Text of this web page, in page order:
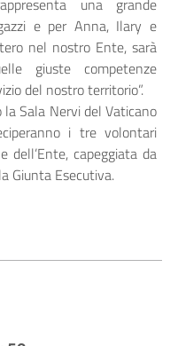
e per Anna, Ilary e
nel nostro Ente, sarà
giuste competenze
del nostro territorio”.
la Sala Nervi del Vaticano
i tre volontari
dell’Ente, capeggiata da
Giunta Esecutiva.